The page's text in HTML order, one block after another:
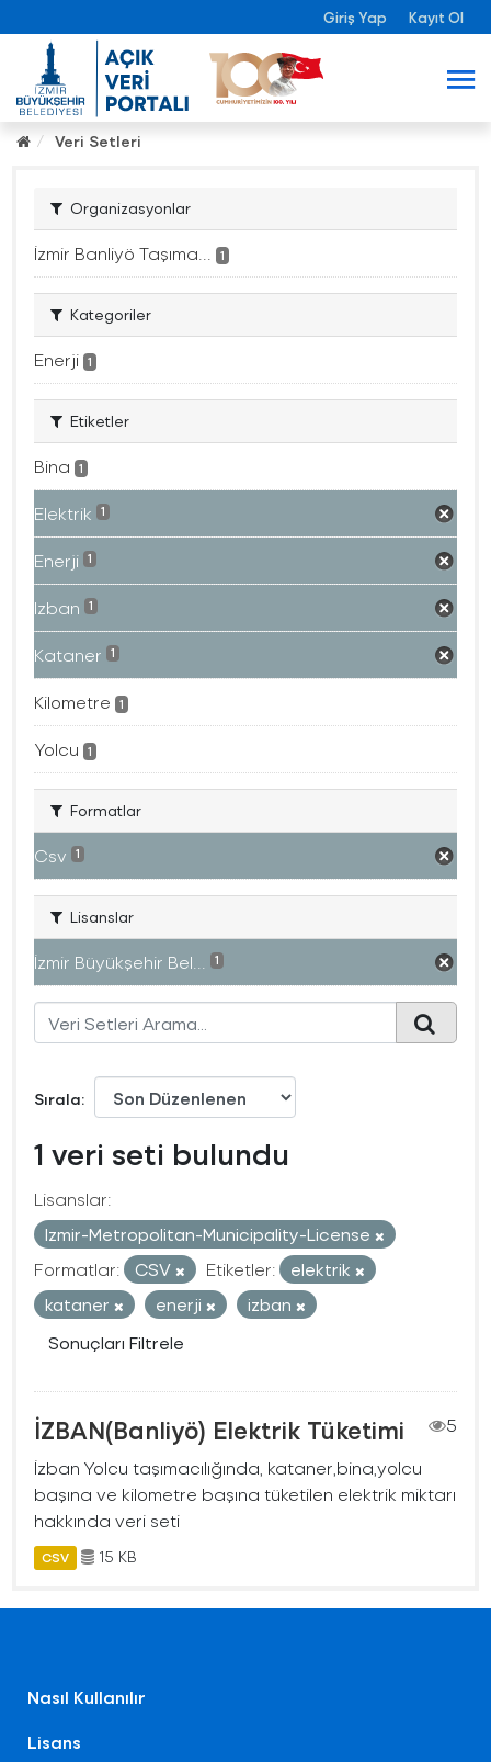
Giriş Yap Kayıt Ol
Veri Setleri
Organizasyonlar
İzmir Banliyö Taşıma... 1
Kategoriler
Enerji 1
Etiketler
Bina 1
Elektrik 1
Enerji 1
Izban 1
Kataner 1
Kilometre 1
Yolcu 1
Formatlar
Csv 1
Lisanslar
İzmir Büyükşehir Bel... 1
Sırala
1 veri seti bulundu
Lisanslar:
Izmir-Metropolitan-Municipality-License
Formatlar:
CSV Etiketler:
elektrik
kataner
enerji
izban
Sonuçları Filtrele
İZBAN(Banliyö) Elektrik Tüketimi
5
İzban Yolcu taşımacılığında, kataner,bina,yolcu
başına ve kilometre başına tüketilen elektrik miktarı
hakkında veri seti
CSV 15 KB
Nasıl Kullanılır
Lisans